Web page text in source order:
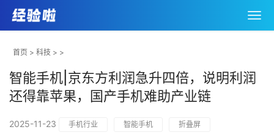
首页 > 科技 > >
智能手机|京东方利润急升四倍，说明利润
还得靠苹果，国产手机难助产业链
2025-11-23 手机行业 智能手机 折叠屏